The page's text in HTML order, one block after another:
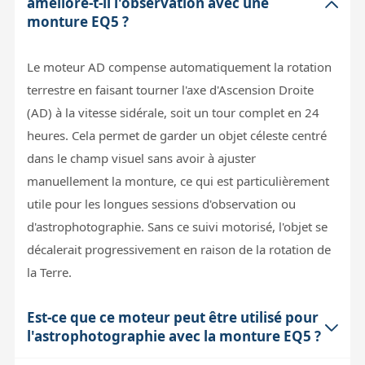
monture EQ5 ?
Le moteur AD compense automatiquement la rotation
terrestre en faisant tourner l'axe d'Ascension Droite
(AD) à la vitesse sidérale, soit un tour complet en 24
heures. Cela permet de garder un objet céleste centré
dans le champ visuel sans avoir à ajuster
manuellement la monture, ce qui est particulièrement
utile pour les longues sessions d'observation ou
d'astrophotographie. Sans ce suivi motorisé, l'objet se
décalerait progressivement en raison de la rotation de
la Terre.
Est-ce que ce moteur peut être utilisé pour
l'astrophotographie avec la monture EQ5 ?